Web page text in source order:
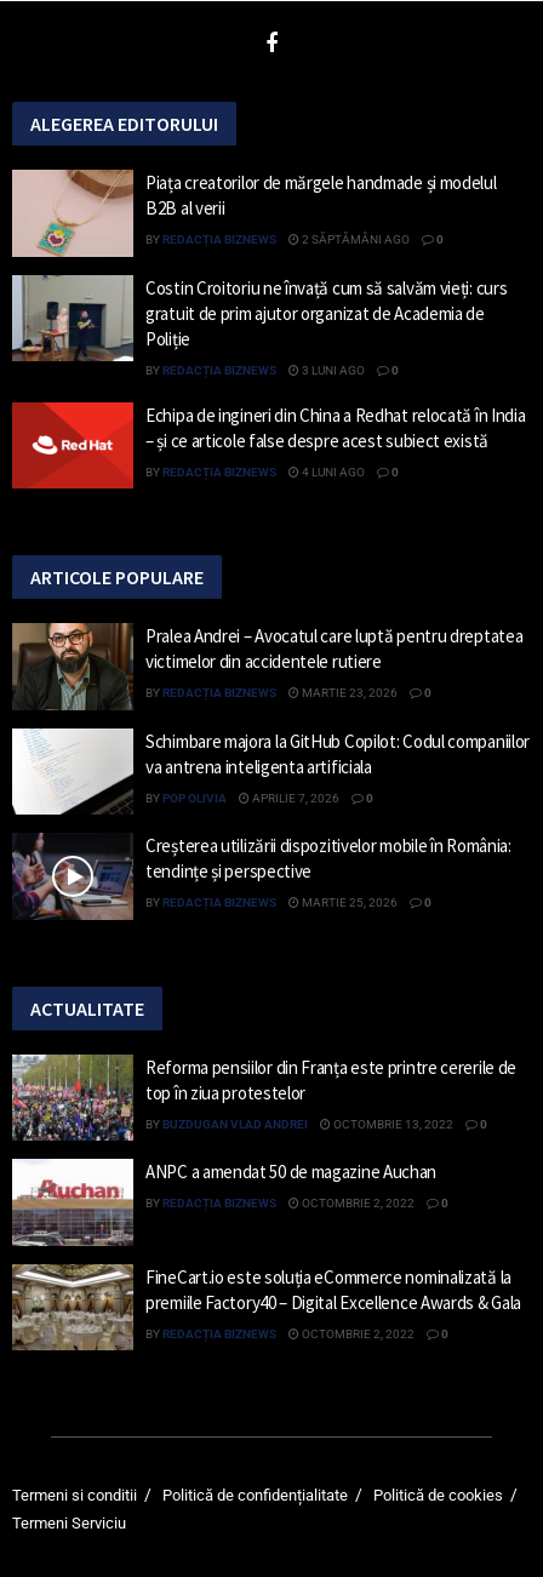
ALEGEREA EDITORULUI
Piața creatorilor de mărgele handmade și modelul
B2B al verii
BYREDACȚIA BIZNEWS 2 SĂPTĂMÂNI AGO 0
Costin Croitoriu ne învață cum să salvăm vieți: curs
gratuit de prim ajutor organizat de Academia de
Poliție
BYREDACȚIA BIZNEWS 3 LUNI AGO 0
Echipa de ingineri din China a Redhat relocată în India
– și ce articole false despre acest subiect există
BYREDACȚIA BIZNEWS 4 LUNI AGO 0
ARTICOLE POPULARE
Pralea Andrei – Avocatul care luptă pentru dreptatea
victimelor din accidentele rutiere
BYREDACȚIA BIZNEWS MARTIE 23, 2026 0
Schimbare majora la GitHub Copilot: Codul companiilor
va antrena inteligenta artificiala
BYPOP OLIVIA APRILIE 7, 2026 0
Creșterea utilizării dispozitivelor mobile în România:
tendințe și perspective
BYREDACȚIA BIZNEWS MARTIE 25, 2026 0
ACTUALITATE
Reforma pensiilor din Franța este printre cererile de
top în ziua protestelor
BYBUZDUGAN VLAD ANDREI OCTOMBRIE 13, 2022 0
ANPC a amendat 50 de magazine Auchan
BYREDACȚIA BIZNEWS OCTOMBRIE 2, 2022 0
FineCart.io este soluția eCommerce nominalizată la
premiile Factory40 – Digital Excellence Awards & Gala
BYREDACȚIA BIZNEWS OCTOMBRIE 2, 2022 0
Termeni si conditii Politică de confidențialitate
Politică de cookies
Termeni Serviciu